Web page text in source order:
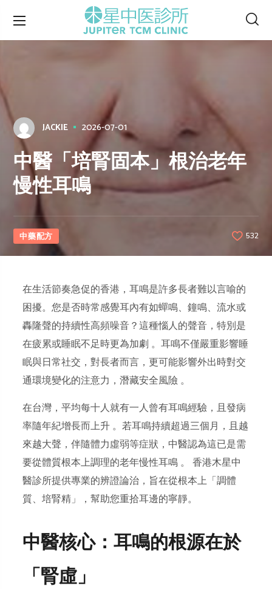
JACKIE 2026-07-01
中醫「培腎固本」根治老年
慢性耳鳴
中藥配方 532
在生活節奏急促的香港，耳鳴是許多長者難以言喻的
困擾。您是否時常感覺耳內有如蟬鳴、鐘鳴、流水或
轟隆聲的持續性高頻噪音？這種惱人的聲音，特別是
在疲累或睡眠不足時更為加劇 。耳鳴不僅嚴重影響睡
眠與日常社交，對長者而言，更可能影響外出時對交
通環境變化的注意力，潛藏安全風險 。
在台灣，平均每十人就有一人曾有耳鳴經驗，且發病
率隨年紀增長而上升 。若耳鳴持續超過三個月，且越
來越大聲，伴隨體力虛弱等症狀，中醫認為這已是需
要從體質根本上調理的老年慢性耳鳴 。 香港木星中
醫診所提供專業的辨證論治，旨在從根本上「調體
質、培腎精」，幫助您重拾耳邊的寧靜。
中醫核心：耳鳴的根源在於
「腎虛」